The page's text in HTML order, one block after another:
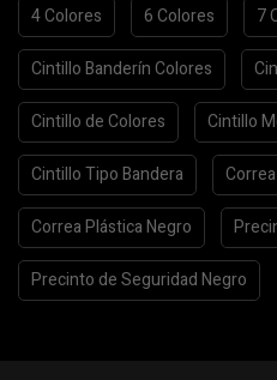
4 Colores 6 Colores 7
Cintillo Banderín Colores
Cintillo de Colores Cintillo
Cintillo Tipo Bandera
Correa Plástica Negro
Precinto de Seguridad Negro